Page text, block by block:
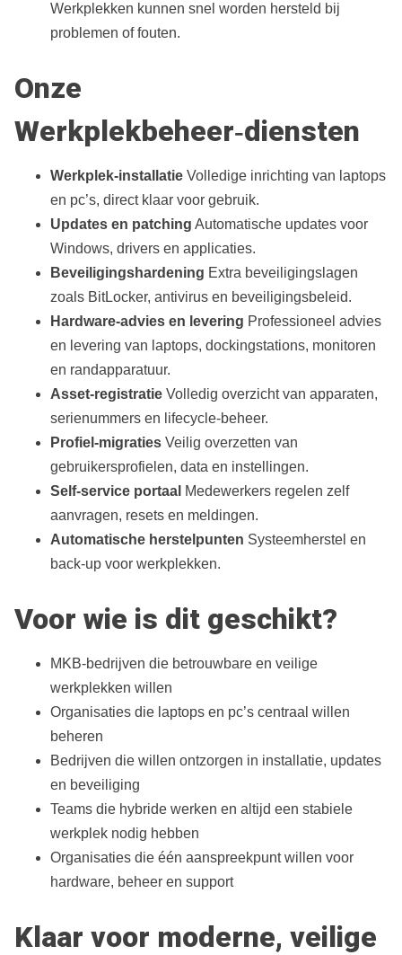
Werkplekken kunnen snel worden hersteld bij
problemen of fouten.
Onze
Werkplekbeheer‑diensten
Werkplek‑installatie Volledige inrichting van laptops
en pc’s, direct klaar voor gebruik.
Updates en patching Automatische updates voor
Windows, drivers en applicaties.
Beveiligingshardening Extra beveiligingslagen
zoals BitLocker, antivirus en beveiligingsbeleid.
Hardware‑advies en levering Professioneel advies
en levering van laptops, dockingstations, monitoren
en randapparatuur.
Asset‑registratie Volledig overzicht van apparaten,
serienummers en lifecycle‑beheer.
Profiel‑migraties Veilig overzetten van
gebruikersprofielen, data en instellingen.
Self‑service portaal Medewerkers regelen zelf
aanvragen, resets en meldingen.
Automatische herstelpunten Systeemherstel en
back‑up voor werkplekken.
Voor wie is dit geschikt?
MKB‑bedrijven die betrouwbare en veilige
werkplekken willen
Organisaties die laptops en pc’s centraal willen
beheren
Bedrijven die willen ontzorgen in installatie, updates
en beveiliging
Teams die hybride werken en altijd een stabiele
werkplek nodig hebben
Organisaties die één aanspreekpunt willen voor
hardware, beheer en support
Klaar voor moderne, veilige